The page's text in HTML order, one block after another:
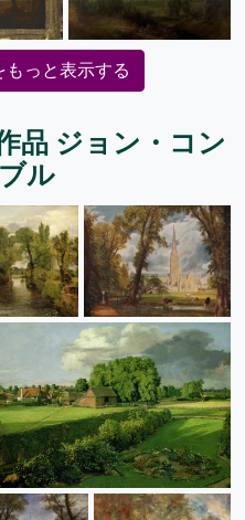
っと表示する
品 ジョン・コン
ル